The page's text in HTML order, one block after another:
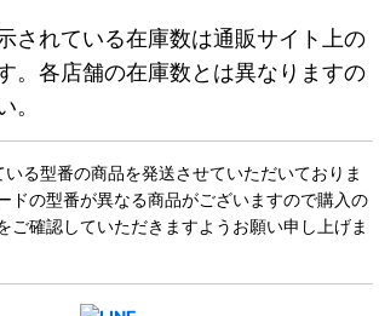
されている在庫数は通販サイト上の
。各店舗の在庫数とは異なりますの
。
る型番の商品を発送させていただいておりま
ドの型番が異なる商品がございますので購入の
ご確認していただきますようお願い申し上げま